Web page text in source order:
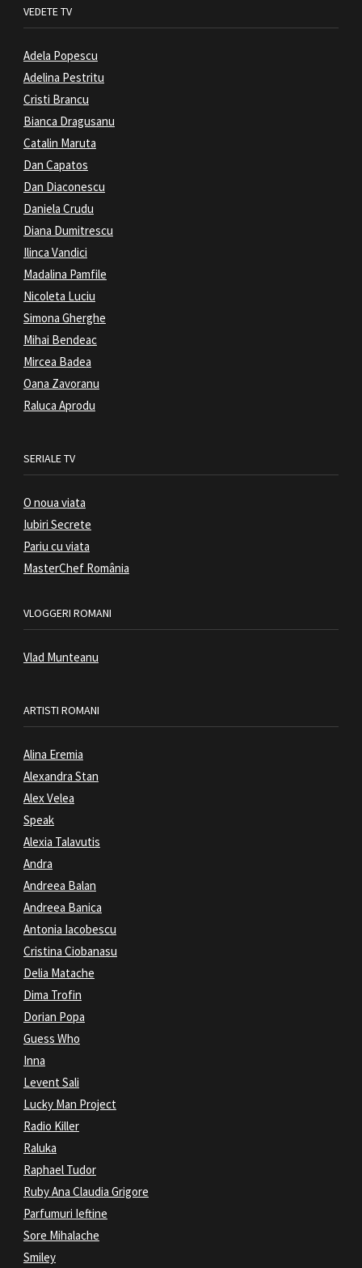
VEDETE TV
Adela Popescu
Adelina Pestritu
Cristi Brancu
Bianca Dragusanu
Catalin Maruta
Dan Capatos
Dan Diaconescu
Daniela Crudu
Diana Dumitrescu
Ilinca Vandici
Madalina Pamfile
Nicoleta Luciu
Simona Gherghe
Mihai Bendeac
Mircea Badea
Oana Zavoranu
Raluca Aprodu
SERIALE TV
O noua viata
Iubiri Secrete
Pariu cu viata
MasterChef România
VLOGGERI ROMANI
Vlad Munteanu
ARTISTI ROMANI
Alina Eremia
Alexandra Stan
Alex Velea
Speak
Alexia Talavutis
Andra
Andreea Balan
Andreea Banica
Antonia Iacobescu
Cristina Ciobanasu
Delia Matache
Dima Trofin
Dorian Popa
Guess Who
Inna
Levent Sali
Lucky Man Project
Radio Killer
Raluka
Raphael Tudor
Ruby Ana Claudia Grigore
Parfumuri Ieftine
Sore Mihalache
Smiley